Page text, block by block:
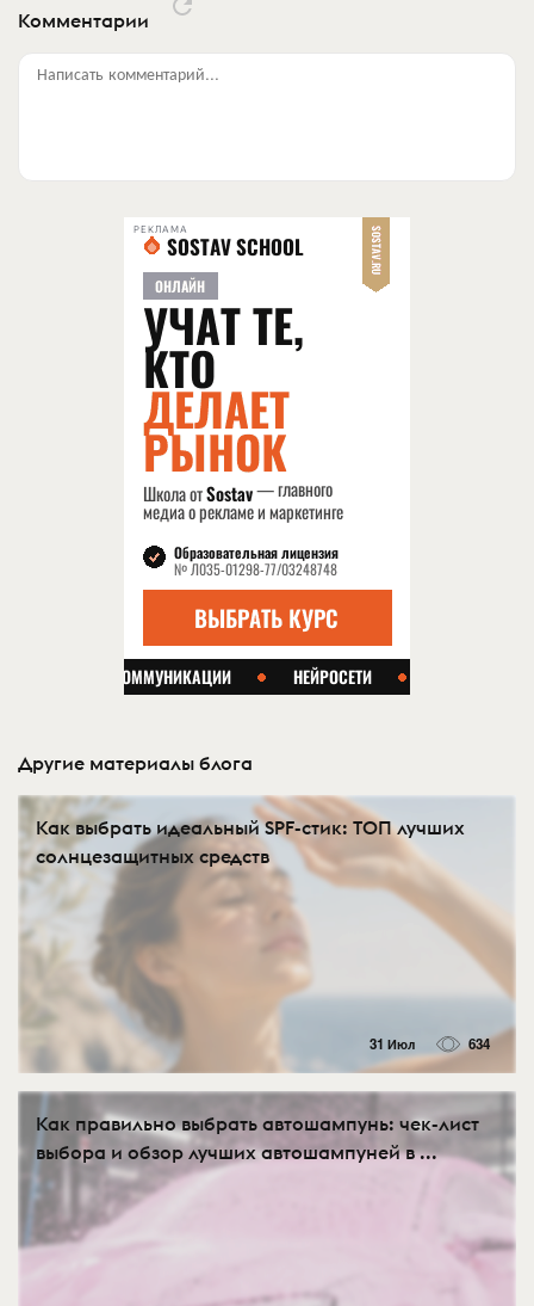
Комментарии
Написать комментарий...
РЕКЛАМА
Другие материалы блога
Как выбрать идеальный SPF-стик: ТОП лучших
солнцезащитных средств
31 Июл 634
Как правильно выбрать автошампунь: чек-лист
выбора и обзор лучших автошампуней в ...